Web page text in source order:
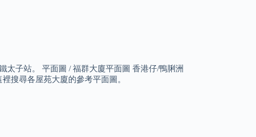
太子站。 平面圖 / 福群大廈平面圖 香港仔/鴨脷洲
搜尋各屋苑大廈的參考平面圖。